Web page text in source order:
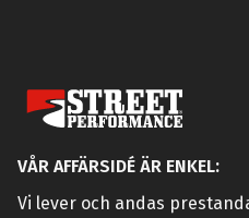
VÅR AFFÄRSIDÉ ÄR ENKEL:
Vi lever och andas